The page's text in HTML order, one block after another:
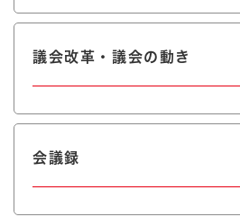
議会改革・議会の動き
会議録